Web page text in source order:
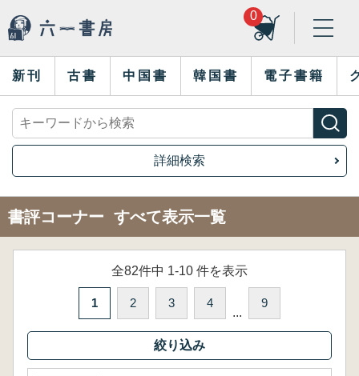
0
新刊 古書 中国書 韓国書 電子書籍
詳細検索
書評コーナー すべて表示一覧
全82件中 1-10 件を表示
1 2 3 4
...
9
絞り込み